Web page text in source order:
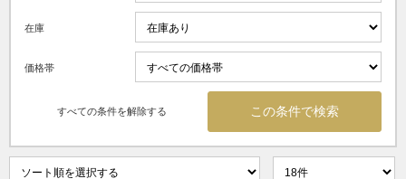
在庫
価格帯
すべての条件を解除する